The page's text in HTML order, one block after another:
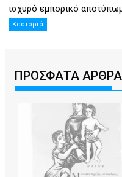
ισχυρό εμπορικό
Καστοριά
ΠΡΟΣΦΑΤΑ ΑΡΘΡΑ